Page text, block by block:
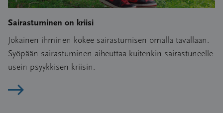
Sairastuminen on kriisi
Jokainen ihminen kokee sairastumisen omalla tavallaan.
Syöpään sairastuminen aiheuttaa kuitenkin sairastuneelle
usein psyykkisen kriisin.
Lue artikkeli